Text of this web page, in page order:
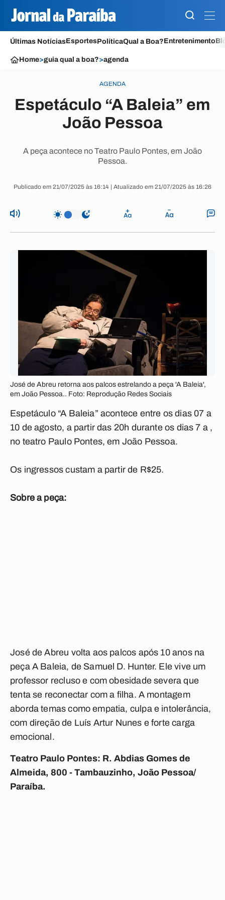
Últimas NotíciasEsportesPolíticaQual a Boa?Entretenimento
Home>guia qual a boa?>agenda
AGENDA
Espetáculo “A Baleia” em
João Pessoa
A peça acontece no Teatro Paulo Pontes, em João
Pessoa.
Publicado em 21/07/2025 às 16:14 | Atualizado em 21/07/2025 às 16:26
José de Abreu retorna aos palcos estrelando a peça 'A Baleia',
em João Pessoa.. Foto: Reprodução Redes Sociais
Espetáculo “A Baleia” acontece entre os dias 07 a
10 de agosto, a partir das 20h durante os dias 7 a ,
no teatro Paulo Pontes, em João Pessoa.
Os ingressos custam a partir de R$25.
Sobre a peça:
José de Abreu volta aos palcos após 10 anos na
peça A Baleia, de Samuel D. Hunter. Ele vive um
professor recluso e com obesidade severa que
tenta se reconectar com a filha. A montagem
aborda temas como empatia, culpa e intolerância,
com direção de Luís Artur Nunes e forte carga
emocional.
Teatro Paulo Pontes: R. Abdias Gomes de
Almeida, 800 - Tambauzinho, João Pessoa/
Paraíba.